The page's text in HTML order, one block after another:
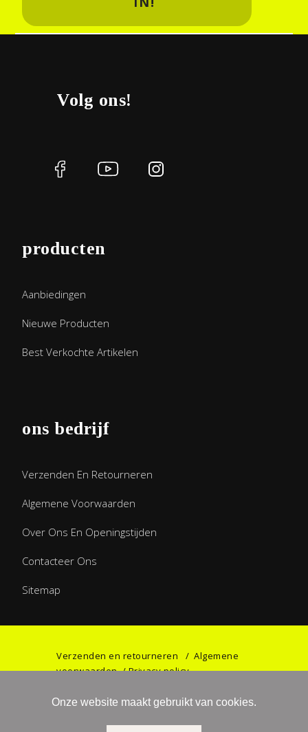
Volg ons!
producten
Aanbiedingen
Nieuwe Producten
Best Verkochte Artikelen
ons bedrijf
Verzenden En Retourneren
Algemene Voorwaarden
Over Ons En Openingstijden
Contacteer Ons
Sitemap
Verzenden en retourneren /Algemene
voorwaarden/Privacy policy
©2023 Games & Gifts by Haniel. All rights
Onze website maakt gebruikt van cookies.